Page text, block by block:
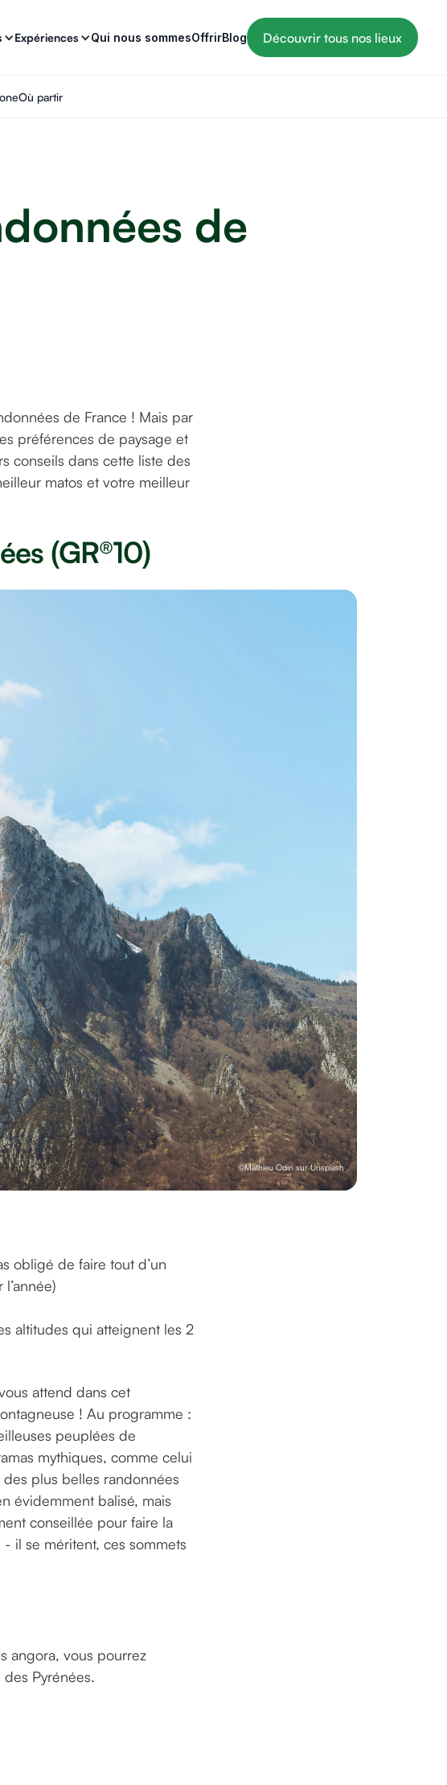
Expériences Qui nous sommesOffrirBlog Découvrir tous nos lieux
Où partir
de
de France ! Mais par
préférences de paysage et
conseils dans cette liste des
matos et votre meilleur
(GR®10)
©Mathieu Odin sur Unsplash
obligé de faire tout d’un
altitudes qui atteignent les 2
attend dans cet
! Au programme :
peuplées de
mythiques, comme celui
plus belles randonnées
évidemment balisé, mais
conseillée pour faire la
il se méritent, ces sommets
angora, vous pourrez
Pyrénées.